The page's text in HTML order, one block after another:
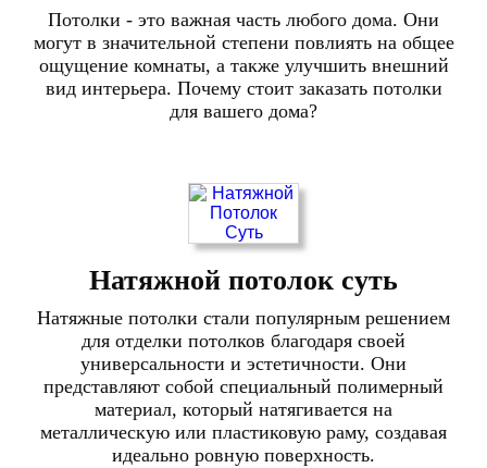
Потолки - это важная часть любого дома. Они
могут в значительной степени повлиять на общее
ощущение комнаты, а также улучшить внешний
вид интерьера. Почему стоит заказать потолки
для вашего дома?
Натяжной потолок суть
Натяжные потолки стали популярным решением
для отделки потолков благодаря своей
универсальности и эстетичности. Они
представляют собой специальный полимерный
материал, который натягивается на
металлическую или пластиковую раму, создавая
идеально ровную поверхность.